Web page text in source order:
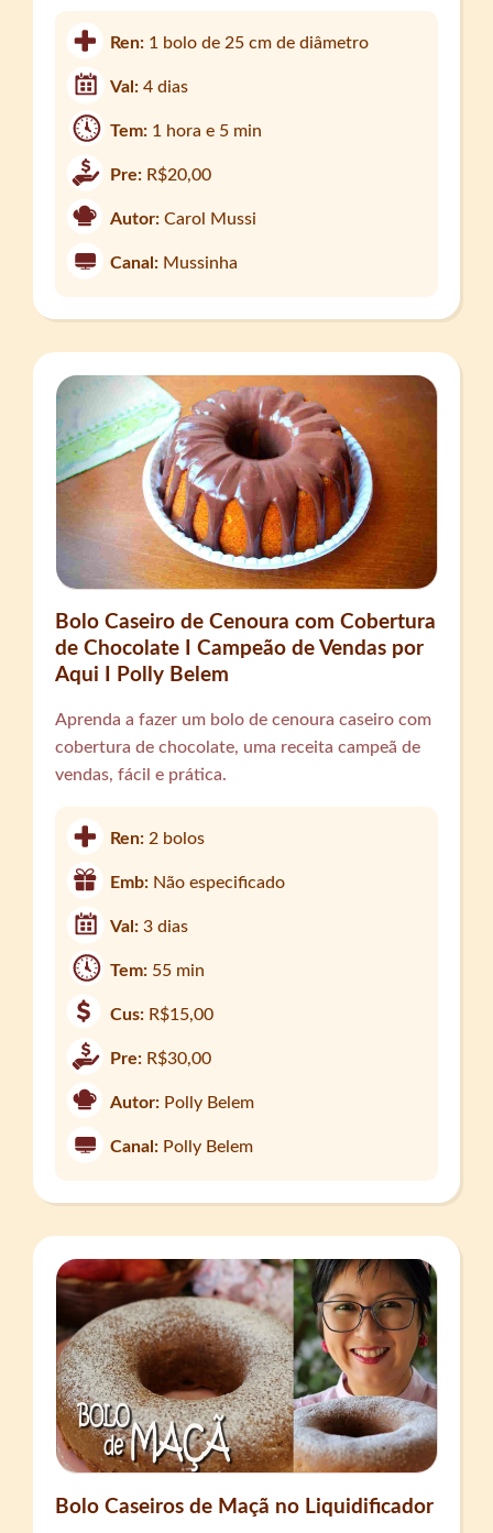
Ren: 1 bolo de 25 cm de diâmetro
Val:4 dias
Tem: 1 hora e 5 min
Pre: R$20,00
Autor: Carol Mussi
Canal: Mussinha
Bolo Caseiro de Cenoura com Cobertura
de Chocolate I Campeão de Vendas por
Aqui I Polly Belem
Aprenda a fazer um bolo de cenoura caseiro com
cobertura de chocolate, uma receita campeã de
vendas, fácil e prática.
Ren:2 bolos
Emb: Não especificado
Val:3 dias
Tem: 55 min
Cus: R$15,00
Pre: R$30,00
Autor: Polly Belem
Canal: Polly Belem
Bolo Caseiros de Maçã no Liquidificador